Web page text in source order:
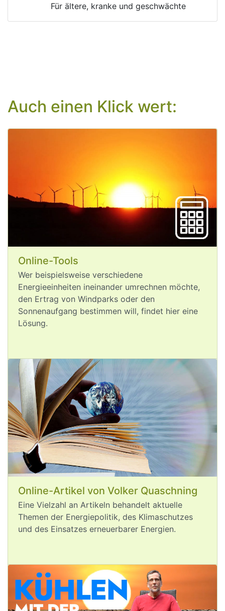
Für ältere, kranke und geschwächte
VQuaschning avatar
VQuaschning post
Durch die
Klimakrise
droht ein
weiterer Anstieg der ohnehin schon
Spritpreise. Durch das
Niedrigwasser steigen derzeit die
#Elektroautos sind derzeit hingegen
keine klimabedingten Preisanstiege zu
erwarten. Dabei ist das Laden von
Elektroautos pro Kilometer schon jetzt
Aug 6, 2026
VQuaschning avatar
post
Ich war am #Rhein, aber der Rhein ist
weg. 🫨
Die langfristige globale #Erderhitzung
liegt noch unter 1,5°C und überall sind
bereits die dramatischen Folgen der
#Klimakrise zu sehen:
Hitze, Waldbrände. 🔥
Wollen wir wirklich ausprobieren, wie
die Welt bei einer Erhitzung von 2°C
oder 3°C aussieht, oder nutzen wir die
Auch einen Klick wert:
Online-Tools
Wer beispielsweise verschiedene
Energieeinheiten ineinander umrechnen möchte,
den Ertrag von Windparks oder den
Sonnenaufgang bestimmen will, findet hier eine
Lösung.
Online-Artikel von Volker Quaschning
Eine Vielzahl an Artikeln behandelt aktuelle
Themen der Energiepolitik, des Klimaschutzes
und des Einsatzes erneuerbarer Energien.